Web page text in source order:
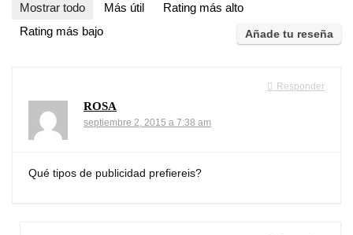
Mostrar todo Más útil
Rating más alto
Rating más bajo
Añade tu reseña
Responder
ROSA
septiembre 2, 2015 a 7:38 am
Qué tipos de publicidad prefiereis?